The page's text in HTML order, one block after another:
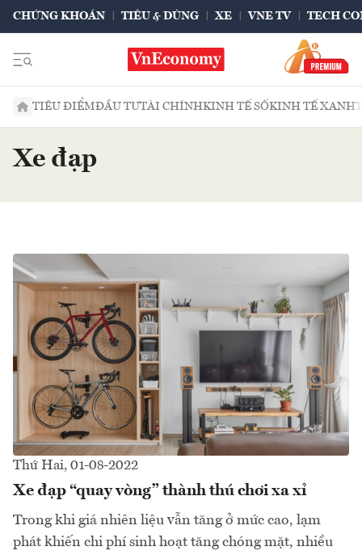
CHỨNG KHOÁN TIÊU & DÙNG XE VNE TV TECH
TIÊU ĐIỂMĐẦU TƯTÀI CHÍNHKINH TẾ SỐKINH TẾ XANH
Xe đạp
Thứ Hai, 01-08-2022
Xe đạp “quay vòng” thành thú chơi xa xỉ
Trong khi giá nhiên liệu vẫn tăng ở mức cao, lạm
phát khiến chi phí sinh hoạt tăng chóng mặt, nhiều